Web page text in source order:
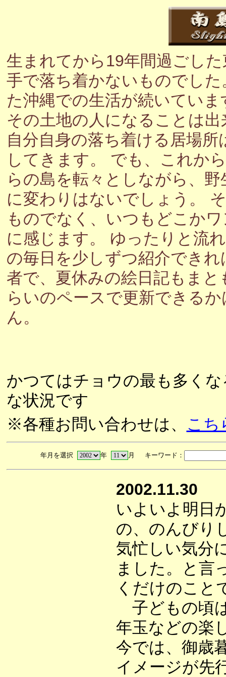
生まれてから19年間過ごし
手で落ち着かないものでし
た沖縄での生活が続いてい
その土地の人になることは
自分自身の落ち着ける居場
してきます。 でも、これか
らの島を転々としながら、
に変わりはないでしょう。
ものでなく、いつもどこか
に感じます。 ゆったりと流
の毎日を少しずつ紹介でき
者で、夏休みの絵日記もま
らいのペースで更新できる
ん。
かつてはチョウの最も多く
な状況です
※各種お問い合わせは、 こち
年月を選択 年 月 キーワード：
2002.11.30
いよいよ明日
の、のんびり
気忙しい気分
ました。と言
くだけのこ
子どもの頃
年玉などの楽
今では、御歳
イメージが先